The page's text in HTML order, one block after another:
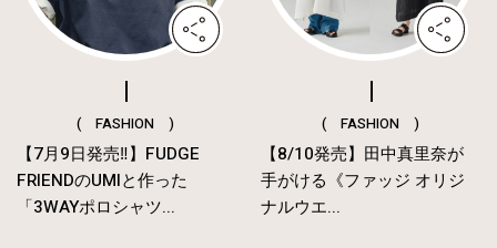
( FASHION )
【7月9日発売‼︎】FUDGE
FRIENDのUMIと作った
「3WAYポロシャツ...
( FASHION )
【8/10発売】田中真里奈が
手がける《ファッジ オリジ
ナルウエ...